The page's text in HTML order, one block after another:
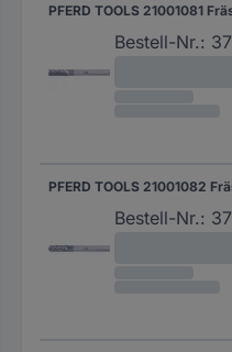
Bestell-Nr.:
Bestell-Nr.: